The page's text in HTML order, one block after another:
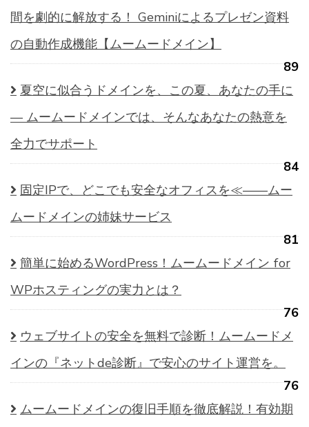
間を劇的に解放する！ Geminiによるプレゼン資料
の自動作成機能【ムームードメイン】
89
夏空に似合うドメインを、この夏、あなたの手に
— ムームードメインでは、そんなあなたの熱意を
全力でサポート
84
固定IPで、どこでも安全なオフィスを≪——ムー
ムードメインの姉妹サービス
81
簡単に始めるWordPress！ムームードメイン for
WPホスティングの実力とは？
76
ウェブサイトの安全を無料で診断！ムームードメ
インの『ネットde診断』で安心のサイト運営を。
76
ムームードメインの復旧手順を徹底解説！有効期